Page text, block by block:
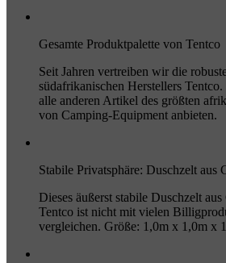
Gesamte Produktpalette von Tentco
Seit Jahren vertreiben wir die
südafrikanischen Herstellers
alle anderen Artikel des größten
von Camping-Equipment anbieten.
Stabile Privatsphäre: Duschzelt aus
Dieses äußerst stabile Duschzelt
Tentco ist nicht mit vielen
vergleichen. Größe: 1,0m x 1,0m x